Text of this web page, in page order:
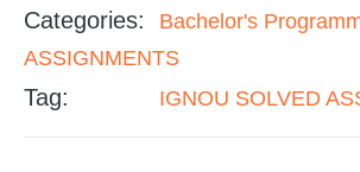
Categories: Bachelor's
ASSIGNMENTS
Tag: IGNOU SOLVED